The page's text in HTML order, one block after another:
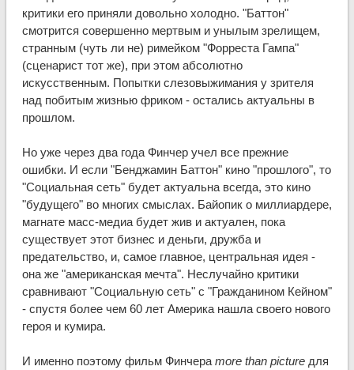
критики его приняли довольно холодно. "Баттон"
смотрится совершенно мертвым и унылым зрелищем,
странным (чуть ли не) римейком "Форреста Гампа"
(сценарист тот же), при этом абсолютно
искусственным. Попытки слезовыжимания у зрителя
над побитым жизнью фриком - остались актуальны в
прошлом.
Но уже через два года Финчер учел все прежние
ошибки. И если "Бенджамин Баттон" кино "прошлого", то
"Социальная сеть" будет актуальна всегда, это кино
"будущего" во многих смыслах. Байопик о миллиардере,
магнате масс-медиа будет жив и актуален, пока
существует этот бизнес и деньги, дружба и
предательство, и, самое главное, центральная идея -
она же "американская мечта". Неслучайно критики
сравнивают "Социальную сеть" с "Гражданином Кейном"
- спустя более чем 60 лет Америка нашла своего нового
героя и кумира.
И именно поэтому фильм Финчера more than pictureдля